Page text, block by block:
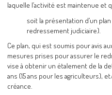
laquelle l’activité est maintenue et
soit la présentation d’un
redressement judiciaire).
Ce plan, qui est soumis pour avis
mesures prises pour assurer le
vise à obtenir un étalement de la
ans (15 ans pour les agriculteurs),
créance.